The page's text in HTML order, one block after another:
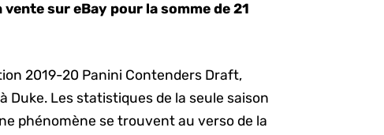
sur eBay pour la somme de 21
2019-20 Panini Contenders Draft,
Duke. Les statistiques de la seule saison
phénomène se trouvent au verso de la